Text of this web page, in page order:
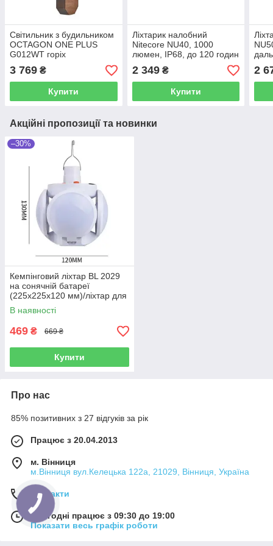
Світильник з будильником
OCTAGON ONE PLUS
G012WT горіх
3 769 ₴
Купити
Ліхтарик налобний
Nitecore NU40, 1000
люмен, IP68, до 120 годин
2 349₴
Купити
2
Акційні пропозиції та новинки
–30%
Кемпінговий ліхтар BL 2029
на сонячній батареї
(225х225х120 мм)/ліхтар для
кемпінгу
В наявності
469 ₴ 669 ₴
Купити
Про нас
85% позитивних з 27 відгуків за рік
Працює з 20.04.2013
м. Вінниця
м.Вінниця вул.Келецька 122а, 21029, Вінниця, Україна
Контакти
Сьогодні працює з 09:30 до 19:00
Показати весь графік роботи